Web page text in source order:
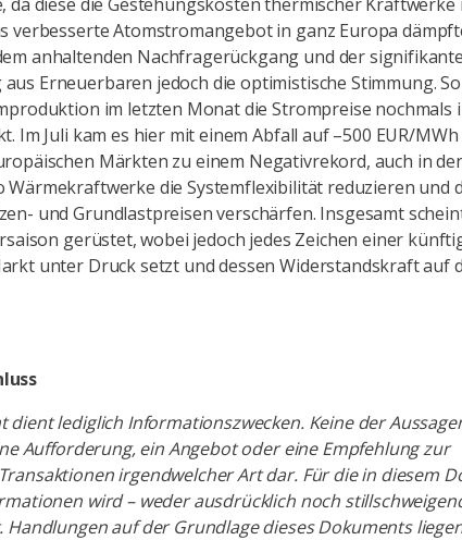
verbesserte Atomstromangebot in ganz Europa
anhaltenden Nachfragerückgang und der
Erneuerbaren jedoch die optimistische Stimmung.
im letzten Monat die Strompreise nochmals
Im Juli kam es hier mit einem Abfall auf –500 EUR/MWh
Märkten zu einem Negativrekord, auch in
Wärmekraftwerke die Systemflexibilität reduzieren und
und Grundlastpreisen verschärfen. Insgesamt
gerüstet, wobei jedoch jedes Zeichen einer
unter Druck setzt und dessen Widerstandskraft auf
dient lediglich Informationszwecken. Keine der
Aufforderung, ein Angebot oder eine Empfehlung zur
irgendwelcher Art dar. Für die in diesem
wird – weder ausdrücklich noch
Handlungen auf der Grundlage dieses Dokuments